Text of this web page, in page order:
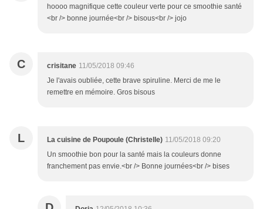
hoooo magnifique cette couleur verte pour ce smoothie santé
<br /> bonne journée<br /> bisous<br /> jojo
C crisitane 11/05/2018 09:46
Je l'avais oubliée, cette brave spiruline. Merci de me le
remettre en mémoire. Gros bisous
L La cuisine de Poupoule (Christelle) 11/05/2018 09:20
Un smoothie bon pour la santé mais la couleurs donne
franchement pas envie.<br /> Bonne journées<br /> bises